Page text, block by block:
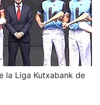
la Liga Kutxabank de